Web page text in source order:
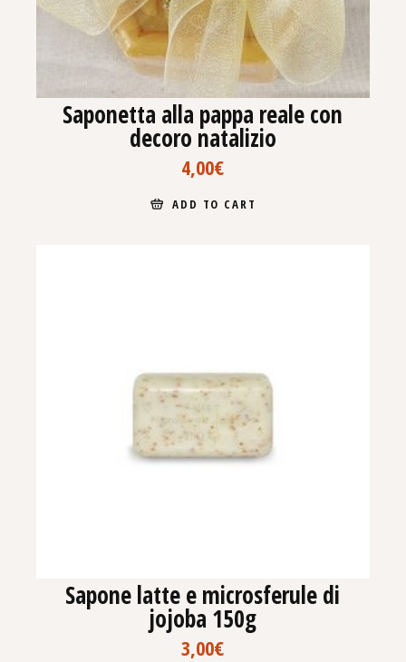
Saponetta alla pappa reale con
decoro natalizio
4,00€
ADD TO CART
Sapone latte e microsferule di
jojoba 150g
3,00€